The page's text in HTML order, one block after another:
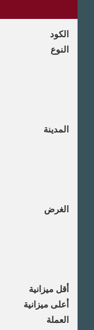
الكود
النوع
المدينة
الغرض
أقل ميزانية
أعلى ميزانية
العملة